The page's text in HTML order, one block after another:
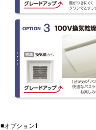
■オプション1